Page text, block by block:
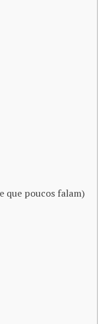
que poucos falam)